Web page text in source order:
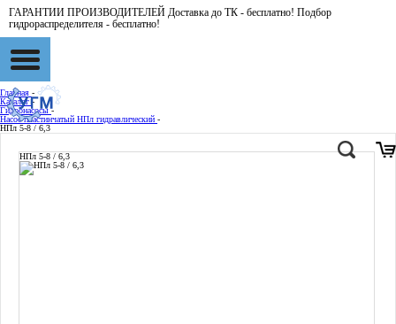
ГАРАНТИИ ПРОИЗВОДИТЕЛЕЙ Доставка до ТК - бесплатно! Подбор
гидрораспределителя - бесплатно!
Главная -
Каталог -
Гидронасосы -
Насос пластинчатый НПл гидравлический -
НПл 5-8 / 6,3
НПл 5-8 / 6,3